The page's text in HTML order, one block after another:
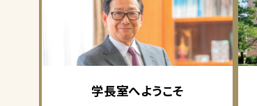
学長室へようこそ